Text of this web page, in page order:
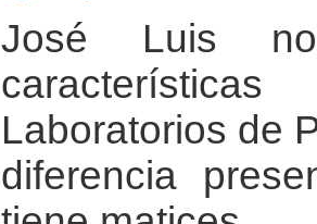
José Luis
Laboratorios de
diferencia